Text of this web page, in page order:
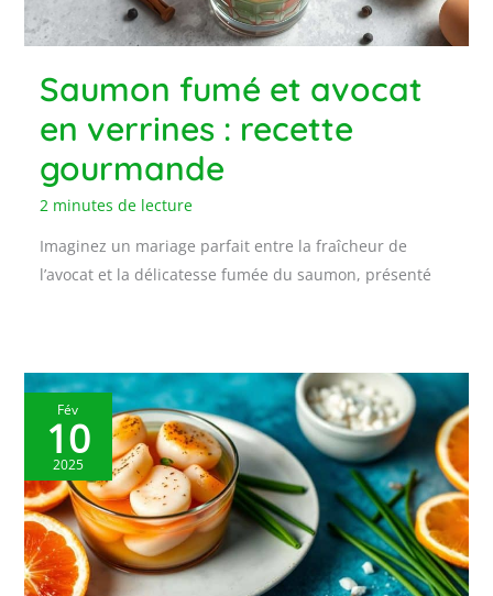
Saumon fumé et avocat
en verrines : recette
gourmande
2 minutes de lecture
Imaginez un mariage parfait entre la fraîcheur de
l’avocat et la délicatesse fumée du saumon, présenté
Fév
10
2025